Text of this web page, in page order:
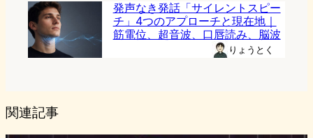
発声なき発話「サイレントスピー
チ」4つのアプローチと現在地｜
筋電位、超音波、口唇読み、脳波
りょうとく
関連記事